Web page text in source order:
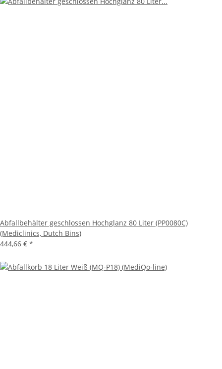
Abfallbehälter geschlossen Hochglanz 80 Liter (PP0080C)
(Mediclinics, Dutch Bins)
444,66 € *